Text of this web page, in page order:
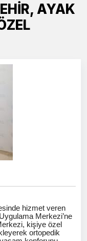
AYAK
hizmet veren
Merkezi’ne
kişiye özel
ortopedik